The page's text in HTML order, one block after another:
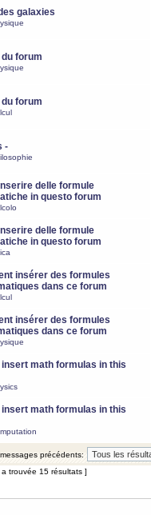
galaxies
forum
forum
-
delle formule
in questo forum
delle formule
in questo forum
insérer des formules
dans ce forum
insérer des formules
dans ce forum
insert math formulas in this
insert math formulas in this
précédents:
trouvée 15 résultats ]